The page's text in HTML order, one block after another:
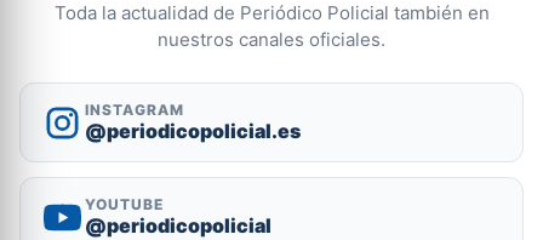
Toda la actualidad de Periódico Policial también en
nuestros canales oficiales.
INSTAGRAM
@periodicopolicial.es
YOUTUBE
@periodicopolicial